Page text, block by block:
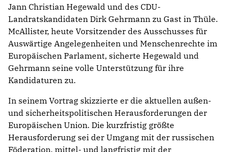
Jann Christian Hegewald und des CDU-
Landratskandidaten Dirk Gehrmann zu Gast in Thüle.
McAllister, heute Vorsitzender des Ausschusses für
Auswärtige Angelegenheiten und Menschenrechte im
Europäischen Parlament, sicherte Hegewald und
Gehrmann seine volle Unterstützung für ihre
Kandidaturen zu.
In seinem Vortrag skizzierte er die aktuellen außen-
und sicherheitspolitischen Herausforderungen der
Europäischen Union. Die kurzfristig größte
Herausforderung sei der Umgang mit der russischen
Föderation, mittel- und langfristig mit der